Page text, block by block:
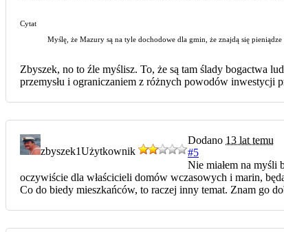
Cytat
Myślę, że Mazury są na tyle dochodowe dla gmin, że znajdą się
Zbyszek, no to źle myślisz. To, że są tam ślady bogactwa
przemysłu i ograniczaniem z różnych powodów inwestycji
zbyszek1Użytkownik
Dodano 13 lat temu
#5
Nie miałem na myśli
oczywiście dla właścicieli domów wczasowych i marin,
Co do biedy mieszkańców, to raczej inny temat. Znam go